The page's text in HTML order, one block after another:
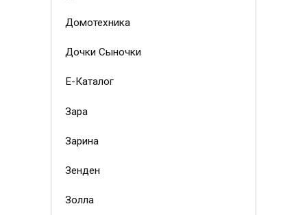
Домотехника
Дочки Сыночки
Е-Каталог
Зара
Зарина
Зенден
Золла